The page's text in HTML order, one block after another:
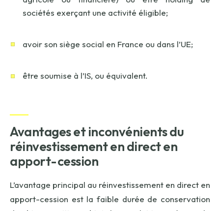
sociétés exerçant une activité éligible;
avoir son siège social en France ou dans l’UE;
être soumise à l’IS, ou équivalent.
Avantages et inconvénients du
réinvestissement en direct en
apport-cession
L’avantage principal au réinvestissement en direct en
apport-cession est la faible durée de conservation